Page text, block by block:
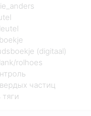
(digitaal)
rolhoes
частиц